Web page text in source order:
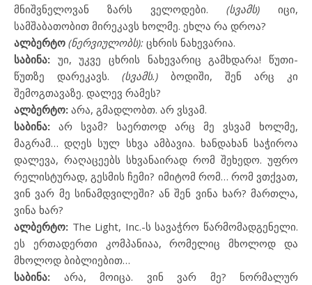
მნიშვნელოვან ზარს ველოდები. (სვამს) იცი,
სამშაბათობით მირეკავს ხოლმე. ეხლა რა დროა?
ალბერტო (ნერვიულობს): ცხრის ნახევარია.
საბინა: უი, უკვე ცხრის ნახევარიც გამხდარა! წუთი-
წუთზე დარეკავს. (სვამს.) ბოდიში, შენ არც კი
შემოგთავაზე. დალევ რამეს?
ალბერტო: არა, გმადლობთ. არ ვსვამ.
საბინა: არ სვამ? საერთოდ არც მე ვსვამ ხოლმე,
მაგრამ… დღეს სულ სხვა ამბავია. ხანდახან საჭიროა
დალევა, რაღაცეებს სხვანაირად რომ შეხედო. უფრო
რელისტურად, გესმის ჩემი? იმიტომ რომ… რომ ვთქვათ,
ვინ ვარ მე სინამდვილეში? ან შენ ვინა ხარ? მართლა,
ვინა ხარ?
ალბერტო: The Light, Inc.-ს სავაჭრო წარმომადგენელი.
ეს ერთადერთი კომპანიაა, რომელიც მხოლოდ და
მხოლოდ ბიბლიებით…
საბინა: არა, მოიცა. ვინ ვარ მე? ნორმალურ